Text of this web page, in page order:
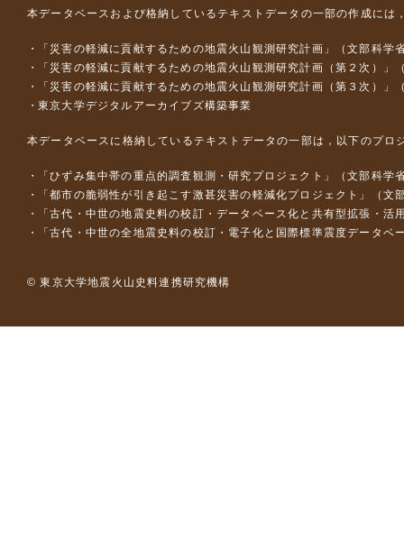
本データベースおよび格納しているテキストデータの一部の作成には
「災害の軽減に貢献するための地震火山観測研究計画」（文部科学
「災害の軽減に貢献するための地震火山観測研究計画（第２次）」
「災害の軽減に貢献するための地震火山観測研究計画（第３次）」
東京大学デジタルアーカイブズ構築事業
本データベースに格納しているテキストデータの一部は，以下のプロ
「ひずみ集中帯の重点的調査観測・研究プロジェクト」（文部科
「都市の脆弱性が引き起こす激甚災害の軽減化プロジェクト」（
「古代・中世の地震史料の校訂・データベース化と共有型拡張・
「古代・中世の全地震史料の校訂・電子化と国際標準震度データ
© 東京大学地震火山史料連携研究機構